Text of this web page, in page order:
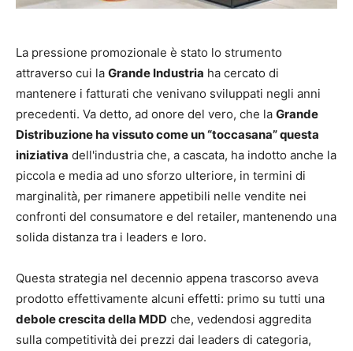
La pressione promozionale è stato lo strumento
attraverso cui la Grande Industria ha cercato di
mantenere i fatturati che venivano sviluppati negli anni
precedenti. Va detto, ad onore del vero, che la Grande
Distribuzione ha vissuto come un “toccasana” questa
iniziativa dell'industria che, a cascata, ha indotto anche la
piccola e media ad uno sforzo ulteriore, in termini di
marginalità, per rimanere appetibili nelle vendite nei
confronti del consumatore e del retailer, mantenendo una
solida distanza tra i leaders e loro.
Questa strategia nel decennio appena trascorso aveva
prodotto effettivamente alcuni effetti: primo su tutti una
debole crescita della MDD che, vedendosi aggredita
sulla competitività dei prezzi dai leaders di categoria,